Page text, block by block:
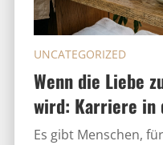
Wenn die Liebe
wird: Karriere in
UNCATEGORIZED
Es gibt Menschen,